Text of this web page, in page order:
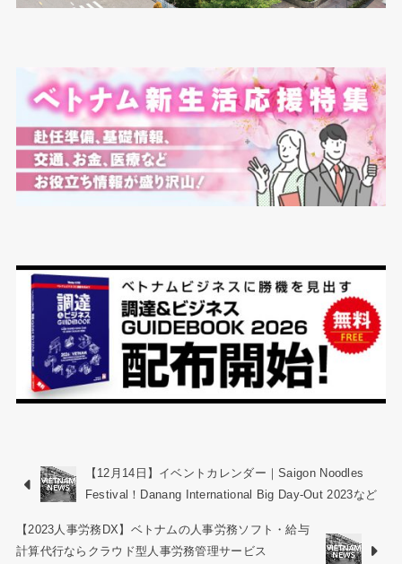
【12月14日】イベントカレンダー｜Saigon Noodles
Festival！Danang International Big Day-Out 2023など
【2023人事労務DX】ベトナムの人事労務ソフト・給与
計算代行ならクラウド型人事労務管理サービス